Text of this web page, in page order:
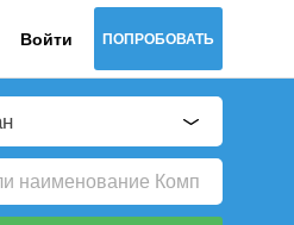
Войти ПОПРОБОВАТЬ